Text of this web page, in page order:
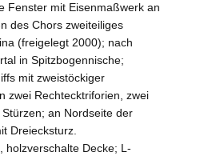
Fenster mit Eisenmaßwerk an
des Chors zweiteiliges
(freigelegt 2000); nach
in Spitzbogennische;
mit zweistöckiger
zwei Rechtecktriforien, zwei
an Nordseite der
Dreiecksturz.
holzverschalte Decke; L-